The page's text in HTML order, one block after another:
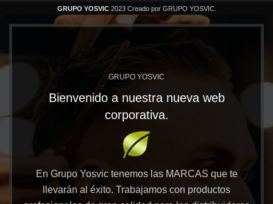
GRUPO YOSVIC 2023 Creado por GRUPO YOSVIC.
GRUPO YOSVIC
Bienvenido a nuestra nueva web
corporativa.
En Grupo Yosvic tenemos las MARCAS que te
llevarán al éxito. Trabajamos con productos